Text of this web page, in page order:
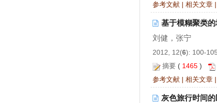
参考文献 |相关文章
基于模糊聚类
刘健，张宁
2012, 12(6): 100-
摘要 ( 1465)
参考文献 |相关文章
灰色旅行时间